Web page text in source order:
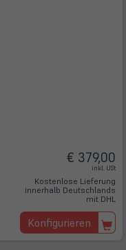
€ 379,00
inkl. USt
Kostenlose Lieferung
innerhalb Deutschlands
mit DHL
Konfigurieren